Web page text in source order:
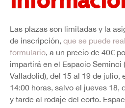
Las plazas son limitadas y la
de inscripción, que se puede
formulario, a un precio de 40€
impartirá en el Espacio Seminci
Valladolid), del 15 al 19 de julio,
14:00 horas, salvo el jueves 18,
y tarde al rodaje del corto.